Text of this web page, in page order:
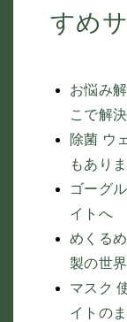
すめ
お悩み
こで解
除菌 ウ
もあり
ゴーグ
イトへ
めくる
製の世
マスク
イトの